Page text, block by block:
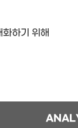
하기 위해